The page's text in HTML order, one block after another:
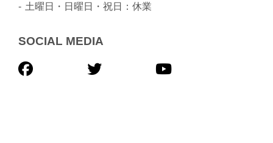
土曜日・日曜日・祝日：休業
SOCIAL MEDIA